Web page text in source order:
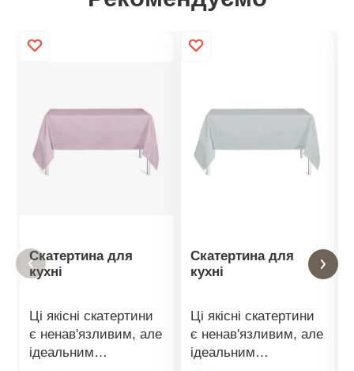
Скатертина для
кухні
Ці якісні скатертини
є ненав'язливим, але
ідеальним
Скатертина для
кухні
Ці якісні скатертини
є ненав'язливим, але
ідеальним